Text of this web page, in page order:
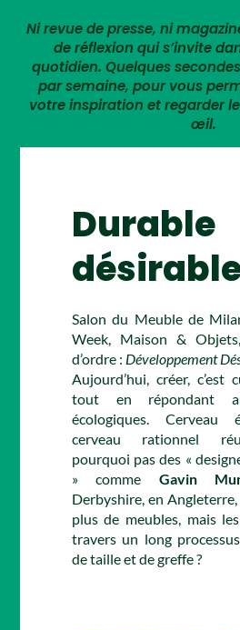
Ni revue de presse, ni
de réflexion qui s’invite
quotidien. Quelques
par semaine, pour vous
votre inspiration et regarder
œil.
Durable
Salon du Meuble de
Week, Maison &
d’ordre : Développement
Aujourd’hui, créer, c’est
tout en répondant
écologiques. Cerveau
cerveau rationnel
pourquoi pas des «
» comme Gavin
Derbyshire, en
plus de meubles, mais
travers un long
de taille et de greffe ?